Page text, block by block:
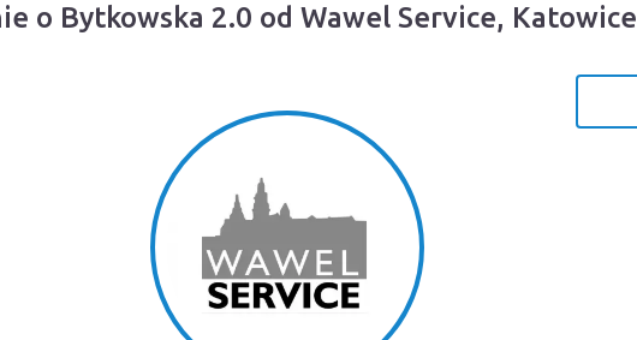
o Bytkowska 2.0 od Wawel Service, Katowice